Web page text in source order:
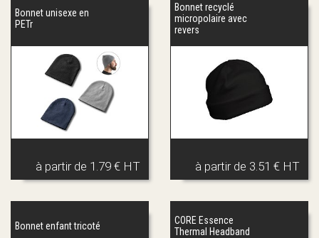
Bonnet unisexe en
PETr
à partir de 1.79 € HT
Bonnet recyclé
micropolaire avec
revers
à partir de 3.51 € HT
Bonnet enfant tricoté
CORE Essence
Thermal Headband